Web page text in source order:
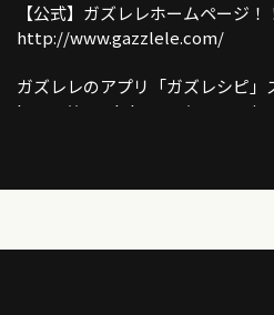
【公式】ガズレレホームページ！
http://www.gazzlele.com/
ガズレレのアプリ「ガズレシピ」
https://gazzlele.com/
https://www.youtube.com/